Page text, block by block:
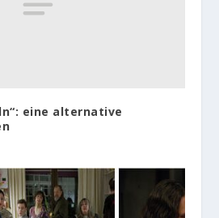
eine alternative